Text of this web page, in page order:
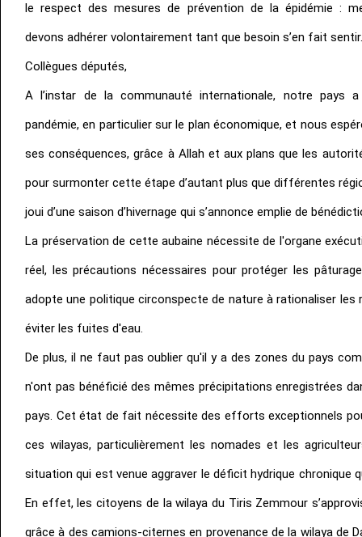
le respect des mesures de prévention de la épidémie :
devons adhérer volontairement tant que besoin s’en fait
Collègues députés,
A l’instar de la communauté internationale, notre pays
pandémie, en particulier sur le plan économique, et nous
ses conséquences, grâce à Allah et aux plans que les
pour surmonter cette étape d’autant plus que différentes
joui d’une saison d’hivernage qui s’annonce emplie de
La préservation de cette aubaine nécessite de l'organe
réel, les précautions nécessaires pour protéger les
adopte une politique circonspecte de nature à rationaliser les
éviter les fuites d'eau.
De plus, il ne faut pas oublier qu'il y a des zones du pays
n'ont pas bénéficié des mêmes précipitations enregistrées
pays. Cet état de fait nécessite des efforts exceptionnels
ces wilayas, particulièrement les nomades et les
situation qui est venue aggraver le déficit hydrique chronique
En effet, les citoyens de la wilaya du Tiris Zemmour
grâce à des camions-citernes en provenance de la wilaya de